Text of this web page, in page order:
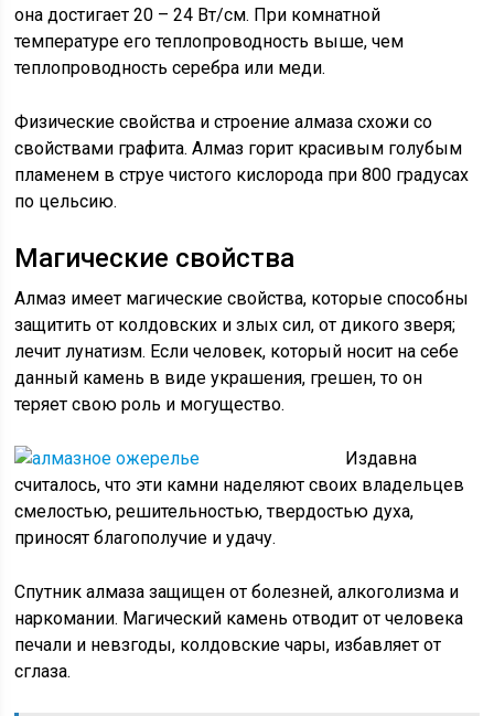
она достигает 20 – 24 Вт/см. При комнатной
температуре его теплопроводность выше, чем
теплопроводность серебра или меди.
Физические свойства и строение алмаза схожи со
свойствами графита. Алмаз горит красивым голубым
пламенем в струе чистого кислорода при 800 градусах
по цельсию.
Магические свойства
Алмаз имеет магические свойства, которые способны
защитить от колдовских и злых сил, от дикого зверя;
лечит лунатизм. Если человек, который носит на себе
данный камень в виде украшения, грешен, то он
теряет свою роль и могущество.
Издавна
считалось, что эти камни наделяют своих владельцев
смелостью, решительностью, твердостью духа,
приносят благополучие и удачу.
Спутник алмаза защищен от болезней, алкоголизма и
наркомании. Магический камень отводит от человека
печали и невзгоды, колдовские чары, избавляет от
сглаза.